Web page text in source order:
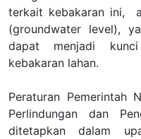
terkait kebakaran ini,
(groundwater level),
dapat menjadi
kebakaran lahan.
Peraturan Pemerintah
Perlindungan dan
ditetapkan dalam